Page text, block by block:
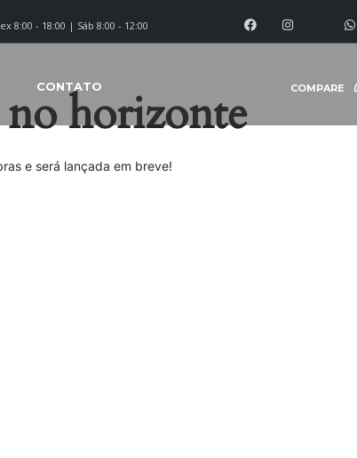
8:00 - 18:00 | Sáb 8:00 - 12:00
COMPARE
CONTATO
no horizonte
e será lançada em breve!